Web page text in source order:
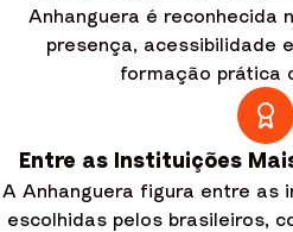
Anhanguera é reconhecida
presença, acessibilidade
formação prática
Entre as Instituições
A Anhanguera figura entre as
escolhidas pelos brasileiros,